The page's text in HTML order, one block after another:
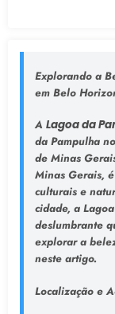
Explorando a
em Belo
A Lagoa da
da Pampulha
de Minas
Minas Gerais,
culturais e
cidade, a
deslumbrante
explorar a
neste artigo.
Localização e